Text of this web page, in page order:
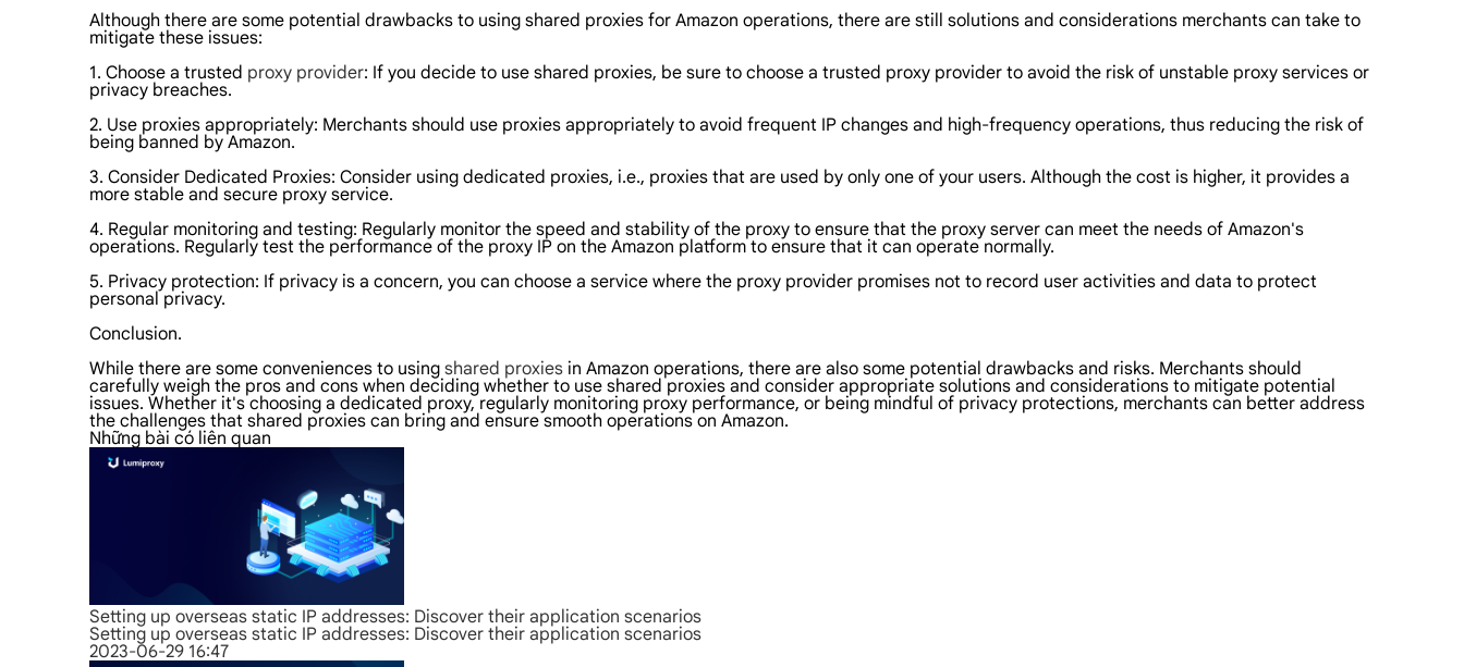
Although there are some potential drawbacks to using shared proxies for Amazon operations, there are still solutions and considerations merchants can take to
mitigate these issues:
1. Choose a trusted proxy provider: If you decide to use shared proxies, be sure to choose a trusted proxy provider to avoid the risk of unstable proxy services or
privacy breaches.
2. Use proxies appropriately: Merchants should use proxies appropriately to avoid frequent IP changes and high-frequency operations, thus reducing the risk of
being banned by Amazon.
3. Consider Dedicated Proxies: Consider using dedicated proxies, i.e., proxies that are used by only one of your users. Although the cost is higher, it provides a
more stable and secure proxy service.
4. Regular monitoring and testing: Regularly monitor the speed and stability of the proxy to ensure that the proxy server can meet the needs of Amazon's
operations. Regularly test the performance of the proxy IP on the Amazon platform to ensure that it can operate normally.
5. Privacy protection: If privacy is a concern, you can choose a service where the proxy provider promises not to record user activities and data to protect
personal privacy.
Conclusion.
While there are some conveniences to using shared proxies in Amazon operations, there are also some potential drawbacks and risks. Merchants should
carefully weigh the pros and cons when deciding whether to use shared proxies and consider appropriate solutions and considerations to mitigate potential
issues. Whether it's choosing a dedicated proxy, regularly monitoring proxy performance, or being mindful of privacy protections, merchants can better address
the challenges that shared proxies can bring and ensure smooth operations on Amazon.
Những bài có liên quan
Setting up overseas static IP addresses: Discover their application scenarios
Setting up overseas static IP addresses: Discover their application scenarios
2023-06-29 16:47